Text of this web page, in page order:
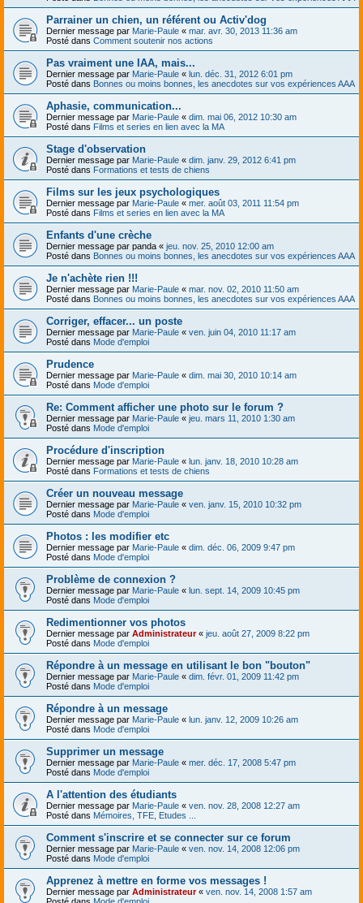
Parrainer un chien, un référent ou Activ'dog
Dernier message par Marie-Paule « mar. avr. 30, 2013 11:36 am
Posté dans Comment soutenir nos actions
Pas vraiment une IAA, mais...
Dernier message par Marie-Paule « lun. déc. 31, 2012 6:01 pm
Posté dans Bonnes ou moins bonnes, les anecdotes sur vos expériences AAA
Aphasie, communication...
Dernier message par Marie-Paule « dim. mai 06, 2012 10:30 am
Posté dans Films et series en lien avec la MA
Stage d'observation
Dernier message par Marie-Paule « dim. janv. 29, 2012 6:41 pm
Posté dans Formations et tests de chiens
Films sur les jeux psychologiques
Dernier message par Marie-Paule « mer. août 03, 2011 11:54 pm
Posté dans Films et series en lien avec la MA
Enfants d'une crèche
Dernier message par panda « jeu. nov. 25, 2010 12:00 am
Posté dans Bonnes ou moins bonnes, les anecdotes sur vos expériences AAA
Je n'achète rien !!!
Dernier message par Marie-Paule « mar. nov. 02, 2010 11:50 am
Posté dans Bonnes ou moins bonnes, les anecdotes sur vos expériences AAA
Corriger, effacer... un poste
Dernier message par Marie-Paule « ven. juin 04, 2010 11:17 am
Posté dans Mode d'emploi
Prudence
Dernier message par Marie-Paule « dim. mai 30, 2010 10:14 am
Posté dans Mode d'emploi
Re: Comment afficher une photo sur le forum ?
Dernier message par Marie-Paule « jeu. mars 11, 2010 1:30 am
Posté dans Mode d'emploi
Procédure d'inscription
Dernier message par Marie-Paule « lun. janv. 18, 2010 10:28 am
Posté dans Formations et tests de chiens
Créer un nouveau message
Dernier message par Marie-Paule « ven. janv. 15, 2010 10:32 pm
Posté dans Mode d'emploi
Photos : les modifier etc
Dernier message par Marie-Paule « dim. déc. 06, 2009 9:47 pm
Posté dans Mode d'emploi
Problème de connexion ?
Dernier message par Marie-Paule « lun. sept. 14, 2009 10:45 pm
Posté dans Mode d'emploi
Redimentionner vos photos
Dernier message par Administrateur« jeu. août 27, 2009 8:22 pm
Posté dans Mode d'emploi
Répondre à un message en utilisant le bon "bouton"
Dernier message par Marie-Paule « dim. févr. 01, 2009 11:42 pm
Posté dans Mode d'emploi
Répondre à un message
Dernier message par Marie-Paule « lun. janv. 12, 2009 10:26 am
Posté dans Mode d'emploi
Supprimer un message
Dernier message par Marie-Paule « mer. déc. 17, 2008 5:47 pm
Posté dans Mode d'emploi
A l'attention des étudiants
Dernier message par Marie-Paule « ven. nov. 28, 2008 12:27 am
Posté dans Mémoires, TFE, Etudes ...
Comment s'inscrire et se connecter sur ce forum
Dernier message par Marie-Paule « ven. nov. 14, 2008 12:06 pm
Posté dans Mode d'emploi
Apprenez à mettre en forme vos messages !
Dernier message par Administrateur« ven. nov. 14, 2008 1:57 am
Posté dans Mode d'emploi